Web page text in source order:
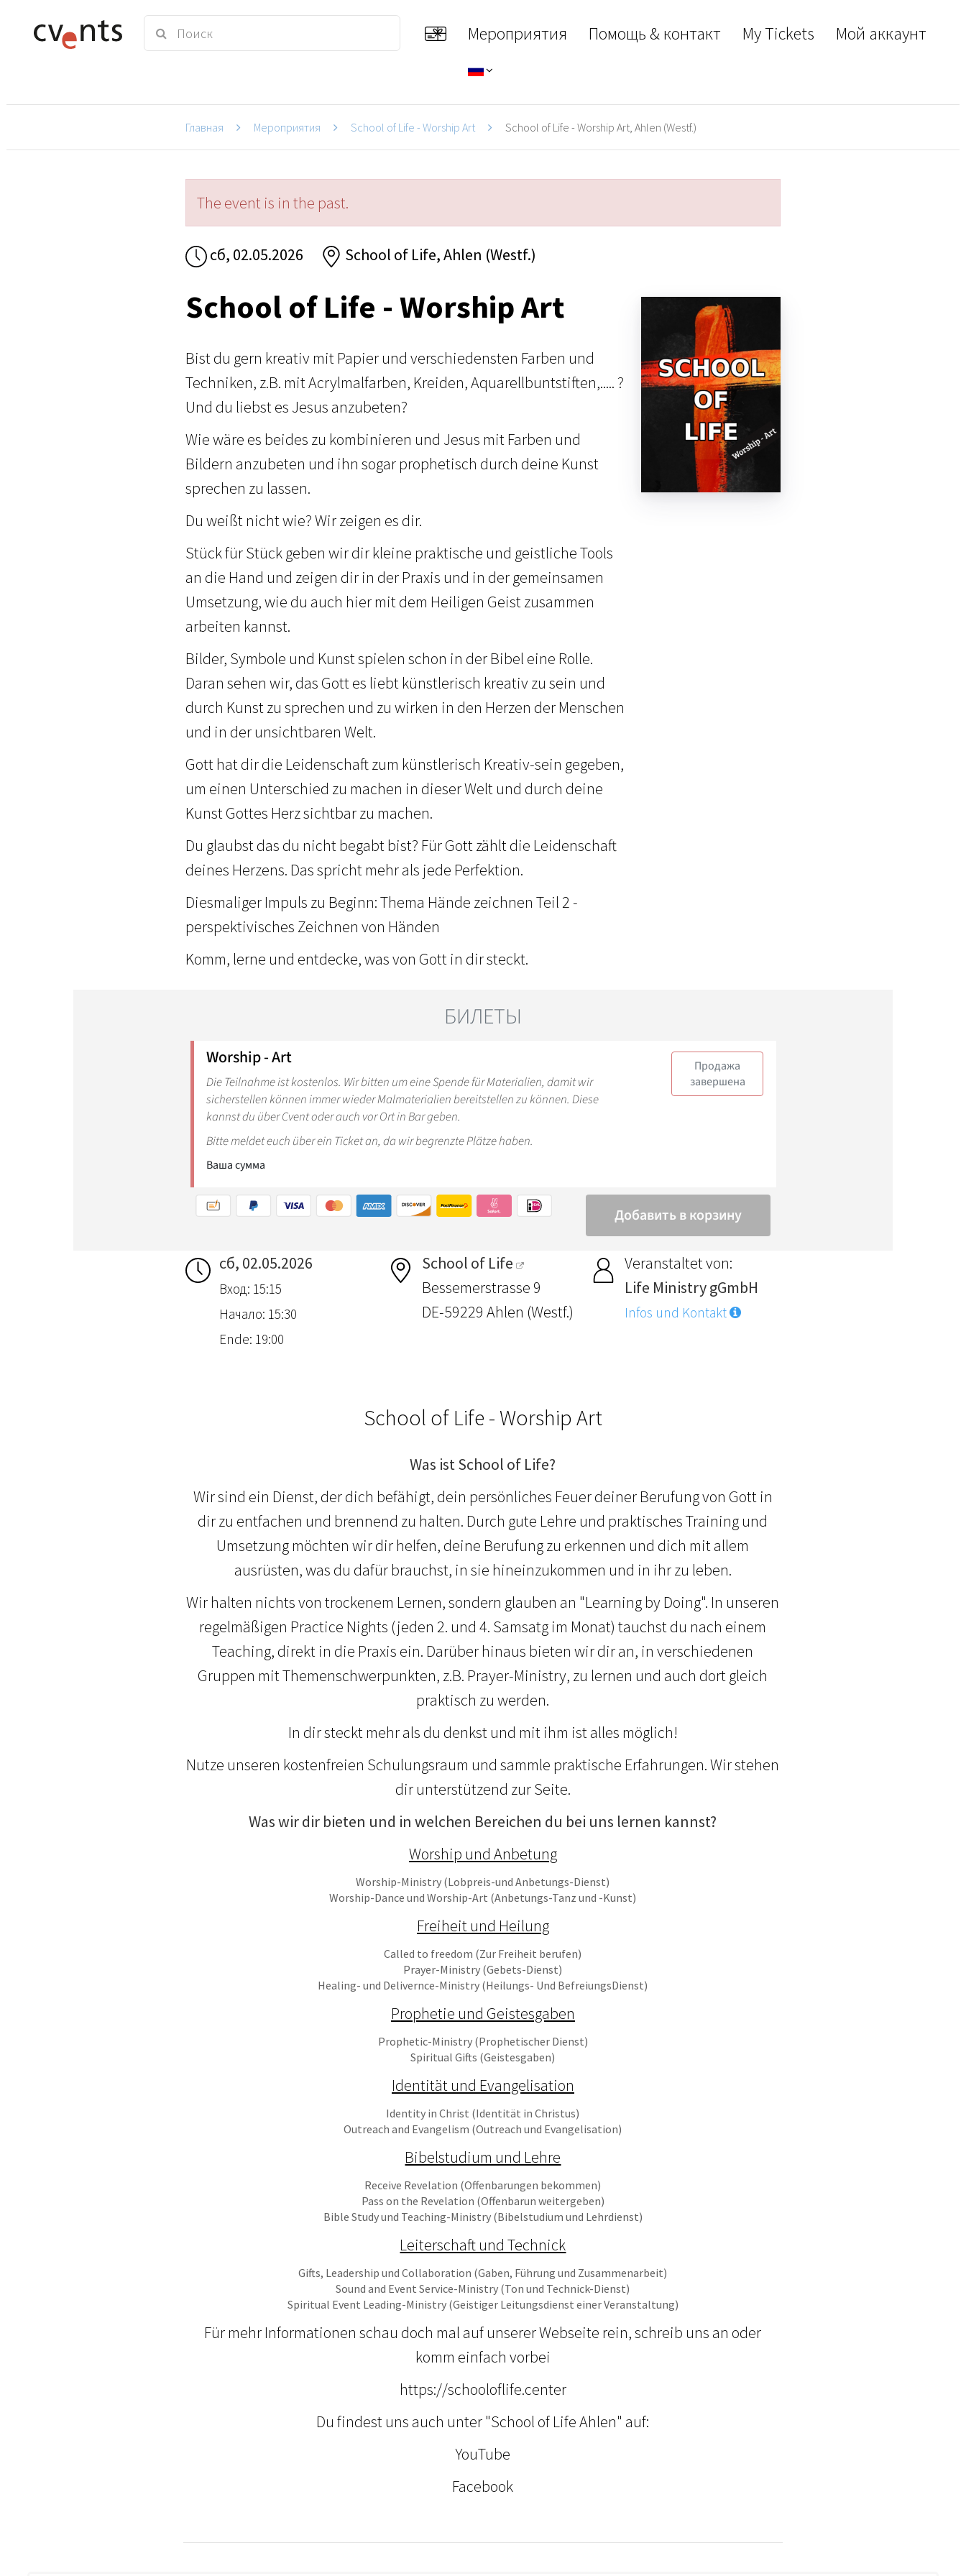
Мероприятия Помощь & контакт My Tickets Мой аккаунт
Главная Мероприятия School of Life - Worship Art School of Life - Worship Art, Ahlen (Westf.)
The event is in the past.
сб, 02.05.2026 School of Life, Ahlen (Westf.)
School of Life - Worship Art
Bist du gern kreativ mit Papier und verschiedensten Farben und
Techniken, z.B. mit Acrylmalfarben, Kreiden, Aquarellbuntstiften,..... ?
Und du liebst es Jesus anzubeten?
Wie wäre es beides zu kombinieren und Jesus mit Farben und
Bildern anzubeten und ihn sogar prophetisch durch deine Kunst
sprechen zu lassen.
Du weißt nicht wie? Wir zeigen es dir.
Stück für Stück geben wir dir kleine praktische und geistliche Tools
an die Hand und zeigen dir in der Praxis und in der gemeinsamen
Umsetzung, wie du auch hier mit dem Heiligen Geist zusammen
arbeiten kannst.
Bilder, Symbole und Kunst spielen schon in der Bibel eine Rolle.
Daran sehen wir, das Gott es liebt künstlerisch kreativ zu sein und
durch Kunst zu sprechen und zu wirken in den Herzen der Menschen
und in der unsichtbaren Welt.
Gott hat dir die Leidenschaft zum künstlerisch Kreativ-sein gegeben,
um einen Unterschied zu machen in dieser Welt und durch deine
Kunst Gottes Herz sichtbar zu machen.
Du glaubst das du nicht begabt bist? Für Gott zählt die Leidenschaft
deines Herzens. Das spricht mehr als jede Perfektion.
Diesmaliger Impuls zu Beginn: Thema Hände zeichnen Teil 2 -
perspektivisches Zeichnen von Händen
Komm, lerne und entdecke, was von Gott in dir steckt.
сб, 02.05.2026
Вход: 15:15
Начало: 15:30
Ende: 19:00
School of Life
Bessemerstrasse 9
DE-59229 Ahlen (Westf.)
Veranstaltet von:
Life Ministry gGmbH
Infos und Kontakt
School of Life - Worship Art
Was ist School of Life?
Wir sind ein Dienst, der dich befähigt, dein persönliches Feuer deiner Berufung von Gott in
dir zu entfachen und brennend zu halten. Durch gute Lehre und praktisches Training und
Umsetzung möchten wir dir helfen, deine Berufung zu erkennen und dich mit allem
ausrüsten, was du dafür brauchst, in sie hineinzukommen und in ihr zu leben.
Wir halten nichts von trockenem Lernen, sondern glauben an "Learning by Doing". In unseren
regelmäßigen Practice Nights (jeden 2. und 4. Samsatg im Monat) tauchst du nach einem
Teaching, direkt in die Praxis ein. Darüber hinaus bieten wir dir an, in verschiedenen
Gruppen mit Themenschwerpunkten, z.B. Prayer-Ministry, zu lernen und auch dort gleich
praktisch zu werden.
In dir steckt mehr als du denkst und mit ihm ist alles möglich!
Nutze unseren kostenfreien Schulungsraum und sammle praktische Erfahrungen. Wir stehen
dir unterstützend zur Seite.
Was wir dir bieten und in welchen Bereichen du bei uns lernen kannst?
Worship und Anbetung
Worship-Ministry (Lobpreis-und Anbetungs-Dienst)
Worship-Dance und Worship-Art (Anbetungs-Tanz und -Kunst)
Freiheit und Heilung
Called to freedom (Zur Freiheit berufen)
Prayer-Ministry (Gebets-Dienst)
Healing- und Delivernce-Ministry (Heilungs- Und BefreiungsDienst)
Prophetie und Geistesgaben
Prophetic-Ministry (Prophetischer Dienst)
Spiritual Gifts (Geistesgaben)
Identität und Evangelisation
Identity in Christ (Identität in Christus)
Outreach and Evangelism (Outreach und Evangelisation)
Bibelstudium und Lehre
Receive Revelation (Offenbarungen bekommen)
Pass on the Revelation (Offenbarun weitergeben)
Bible Study und Teaching-Ministry (Bibelstudium und Lehrdienst)
Leiterschaft und Technick
Gifts, Leadership und Collaboration (Gaben, Führung und Zusammenarbeit)
Sound and Event Service-Ministry (Ton und Technick-Dienst)
Spiritual Event Leading-Ministry (Geistiger Leitungsdienst einer Veranstaltung)
Für mehr Informationen schau doch mal auf unserer Webseite rein, schreib uns an oder
komm einfach vorbei
https://schooloflife.center
Du findest uns auch unter "School of Life Ahlen" auf:
YouTube
Facebook